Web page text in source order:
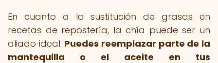
En cuanto a la sustitución de grasas en
recetas de repostería, la chía puede ser un
aliado ideal. Puedes reemplazar parte de la
mantequilla o el aceite en tus